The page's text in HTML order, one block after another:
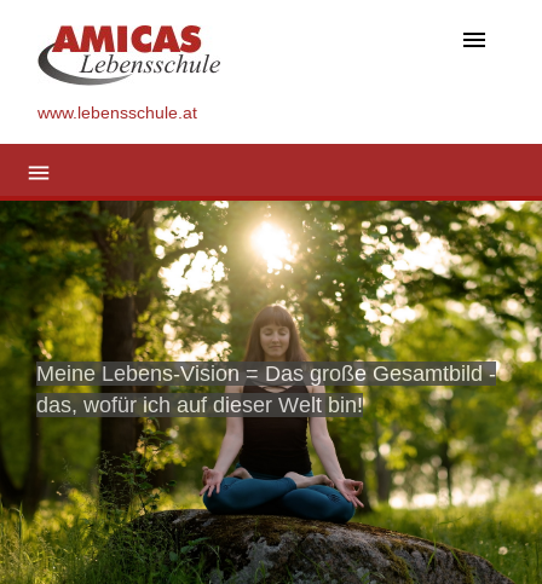
menu
www.lebensschule.at
menu
Meine Lebens-Vision = Das große Gesamtbild -
das, wofür ich auf dieser Welt bin!